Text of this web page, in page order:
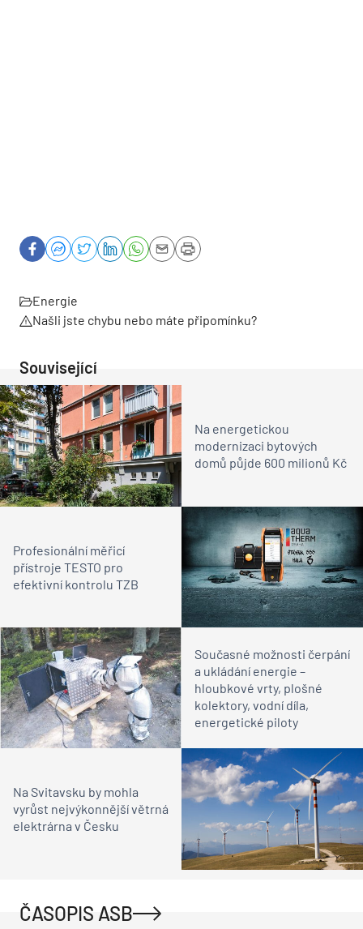
Energie
Našli jste chybu nebo máte připomínku?
Související
Na energetickou
modernizaci bytových
domů půjde 600 milionů Kč
Profesionální měřicí
přístroje TESTO pro
efektivní kontrolu TZB
Současné možnosti čerpání
a ukládání energie –
hloubkové vrty, plošné
kolektory, vodní díla,
energetické piloty
Na Svitavsku by mohla
vyrůst nejvýkonnější větrná
elektrárna v Česku
ČASOPIS ASB